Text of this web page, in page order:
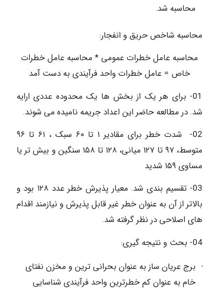
محاسبه شد.
محاسبه شاخص حریق و انفجار:
محاسبه عامل خطرات عمومی * محاسبه عامل خطرات
خاص = عامل خطرات واحد فرآیندی به دست آمد
01- برای هر یک از بخش ها یک محدوده عددی ارایه
شد. در مطالعه حاضر این اعداد جریمه نامیده می شوند.
02- شدت خطر برای مقادیر ۱ تا ۶۰ سبک ، ۶۱ تا ۹۶
متوسط، ۹۷ تا ۱۲۷ میانی، ۱۲۸ تا ۱۵۸ سنگین و بیش تر یا
مساوی ۱۵۹ شدید
03- تقسیم بندی شد. معیار پذیرش خطر عدد ۱۲۸ بود و
بالاتر از آن به عنوان خطر غیر قابل پذیرش و نیازمند اقدام
های اصلاحی در نظر گرفته شد.
04- بحث و نتیجه گیری:
برج عریان ساز به عنوان بحرانی ترین و مخزن نفتای
خام به عنوان کم خطرترین واحد فرآیندی شناسایی